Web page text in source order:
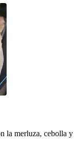
la merluza, cebolla y